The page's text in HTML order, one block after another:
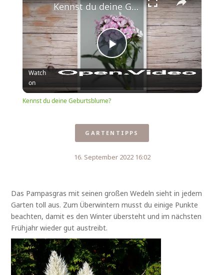
Play
Video
Kennst du deine Geburtsblume?
Watch
on
Kennst du deine Geburtsblume?
GARTENTIPPS
16. September 2022 16:02
Das Pampasgras mit seinen großen Wedeln sieht in jedem
Garten toll aus. Zum Überwintern musst du einige Punkte
beachten, damit es den Winter übersteht und im nächsten
Frühjahr wieder gut austreibt.